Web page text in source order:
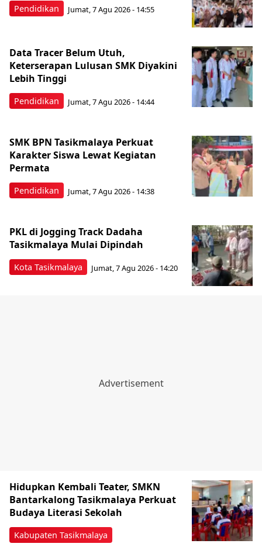
Pendidikan Jumat, 7 Agu 2026 - 14:55
Pendidikan
Data Tracer Belum Utuh,
Keterserapan Lulusan SMK Diyakini
Lebih Tinggi
Jumat, 7 Agu 2026 - 14:44
Pendidikan
SMK BPN Tasikmalaya Perkuat
Karakter Siswa Lewat Kegiatan
Permata
Jumat, 7 Agu 2026 - 14:38
Kota Tasikmalaya
PKL di Jogging Track Dadaha
Tasikmalaya Mulai Dipindah
Jumat, 7 Agu 2026 - 14:20
Kabupaten Tasikmalaya
Hidupkan Kembali Teater, SMKN
Bantarkalong Tasikmalaya Perkuat
Budaya Literasi Sekolah